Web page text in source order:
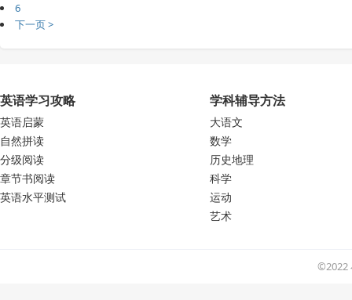
6
下一页 >
英语学习攻略
英语启蒙
自然拼读
分级阅读
章节书阅读
英语水平测试
学科辅导方法
大语文
数学
历史地理
科学
运动
艺术
©2022